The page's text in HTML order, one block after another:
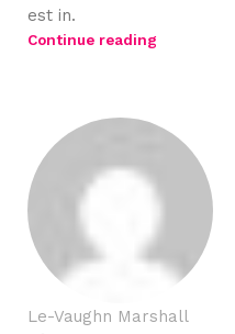
est in.
Continue reading
Le-Vaughn Marshall